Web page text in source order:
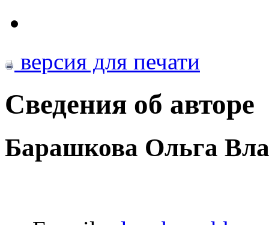
версия для печати
Сведения об авторе
Барашкова Ольга